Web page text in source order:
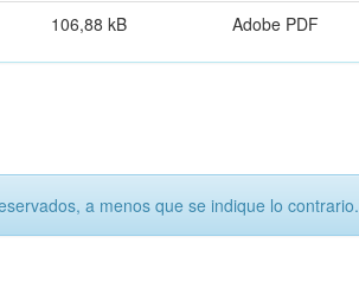
106,88 kB Adobe PDF
a menos que se indique lo contrario.